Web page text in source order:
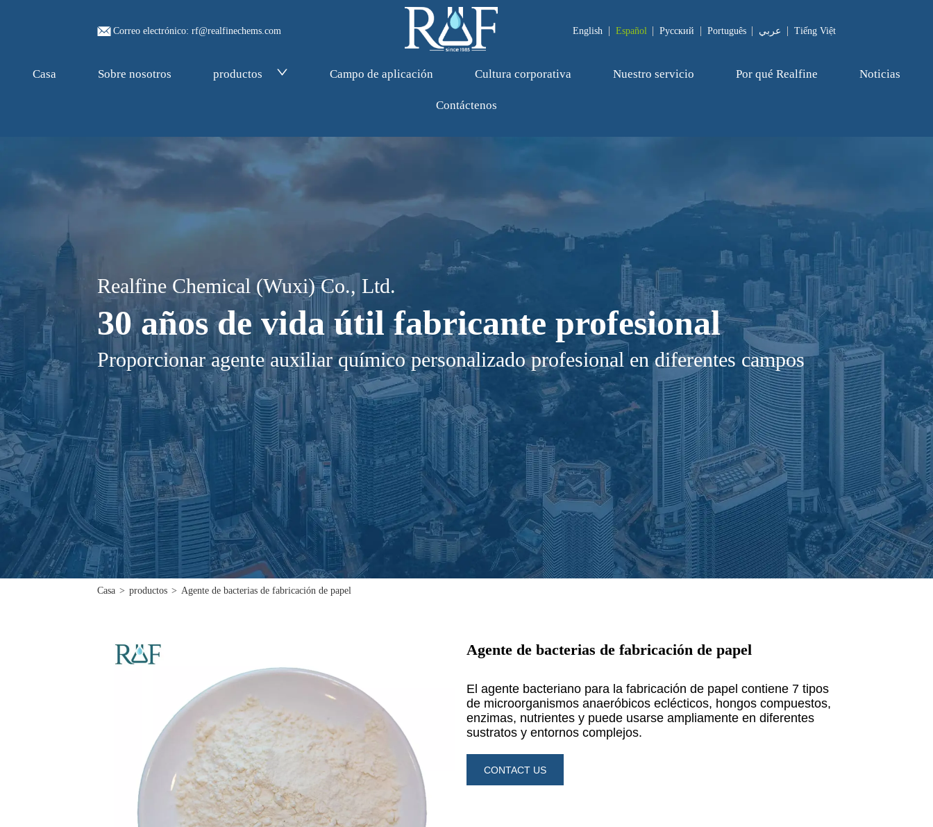
Correo electrónico: rf@realfinechems.com English Español Pусский Português عربي Tiếng Việt
Casa Sobre nosotros productos Campo de aplicación Cultura corporativa Nuestro servicio Por qué Realfine Noticias
Contáctenos
Realfine Chemical (Wuxi) Co., Ltd.
30 años de vida útil fabricante profesional
Proporcionar agente auxiliar químico personalizado profesional en diferentes campos
Casa > productos > Agente de bacterias de fabricación de papel
Agente de bacterias de fabricación de papel
CONTACT US